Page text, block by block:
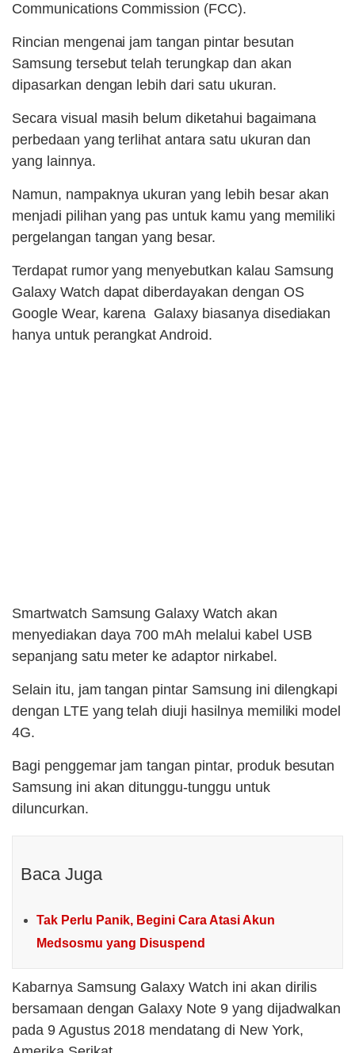
Communications Commission (FCC).
Rincian mengenai jam tangan pintar besutan
Samsung tersebut telah terungkap dan akan
dipasarkan dengan lebih dari satu ukuran.
Secara visual masih belum diketahui bagaimana
perbedaan yang terlihat antara satu ukuran dan
yang lainnya.
Namun, nampaknya ukuran yang lebih besar akan
menjadi pilihan yang pas untuk kamu yang memiliki
pergelangan tangan yang besar.
Terdapat rumor yang menyebutkan kalau Samsung
Galaxy Watch dapat diberdayakan dengan OS
Google Wear, karena Galaxy biasanya disediakan
hanya untuk perangkat Android.
Smartwatch Samsung Galaxy Watch akan
menyediakan daya 700 mAh melalui kabel USB
sepanjang satu meter ke adaptor nirkabel.
Selain itu, jam tangan pintar Samsung ini dilengkapi
dengan LTE yang telah diuji hasilnya memiliki model
4G.
Bagi penggemar jam tangan pintar, produk besutan
Samsung ini akan ditunggu-tunggu untuk
diluncurkan.
Baca Juga
Tak Perlu Panik, Begini Cara Atasi Akun
Medsosmu yang Disuspend
Kabarnya Samsung Galaxy Watch ini akan dirilis
bersamaan dengan Galaxy Note 9 yang dijadwalkan
pada 9 Agustus 2018 mendatang di New York,